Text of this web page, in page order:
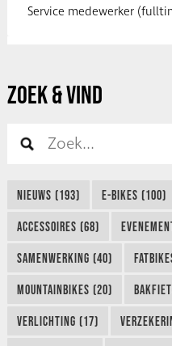
ZOEK & VIND
NIEUWS (193) E-BIKES (100)
ACCESSOIRES (68)
SAMENWERKING (40)
MOUNTAINBIKES (20)
VERLICHTING (17)